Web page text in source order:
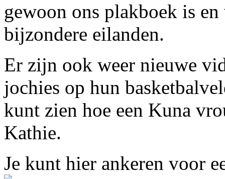
gewoon ons plakboek is
bijzondere eilanden.
Er zijn ook weer nieuwe
jochies op hun
kunt zien hoe een Kuna
Kathie.
Je kunt hier ankeren voor